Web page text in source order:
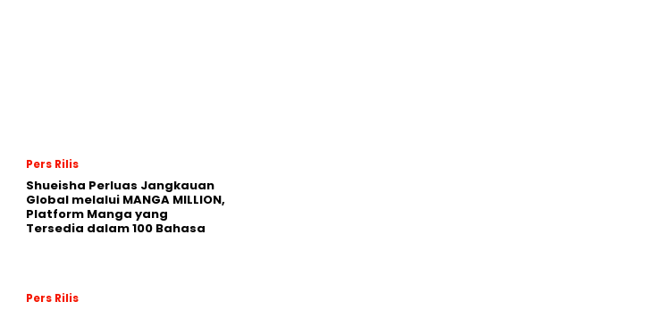
Pers Rilis
Shueisha Perluas Jangkauan
Global melalui MANGA MILLION,
Platform Manga yang
Tersedia dalam 100 Bahasa
Pers Rilis